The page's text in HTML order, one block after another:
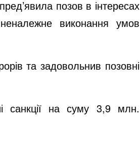
позов в інтересах
виконання умов
та задовольнив позовні
на суму 3,9 млн.